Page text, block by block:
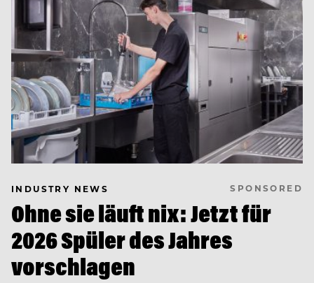
INDUSTRY NEWS SPONSORED
Ohne sie läuft nix: Jetzt für
2026 Spüler des Jahres
vorschlagen